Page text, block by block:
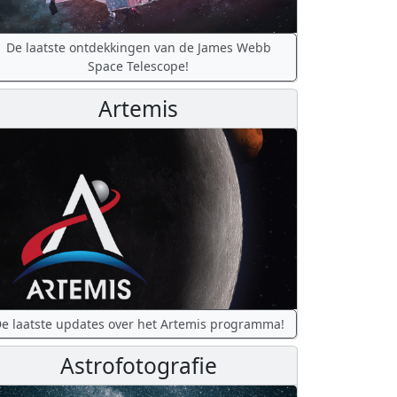
De laatste ontdekkingen van de James Webb
Space Telescope!
Artemis
laatste updates over het Artemis programma!
Astrofotografie